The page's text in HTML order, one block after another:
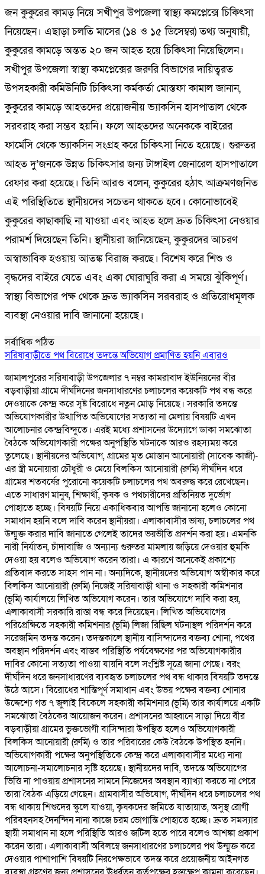
জন কুকুরের কামড় নিয়ে সখীপুর উপজেলা স্বাস্থ্য কমপ্লেক্সে চিকিৎসা
নিয়েছেন। এছাড়া চলতি মাসের (১৪ ও ১৫ ডিসেম্বর) তথ্য অনুযায়ী,
কুকুরের কামড়ে অন্তত ২০ জন আহত হয়ে চিকিৎসা নিয়েছিলেন।
সখীপুর উপজেলা স্বাস্থ্য কমপ্লেক্সের জরুরি বিভাগের দায়িত্বরত
উপসহকারী কমিউনিটি চিকিৎসা কর্মকর্তা মোস্তফা কামাল জানান,
কুকুরের কামড়ে আহতদের প্রয়োজনীয় ভ্যাকসিন হাসপাতাল থেকে
সরবরাহ করা সম্ভব হয়নি। ফলে আহতদের অনেককে বাইরের
ফার্মেসি থেকে ভ্যাকসিন সংগ্রহ করে চিকিৎসা নিতে হয়েছে। গুরুতর
আহত দু’জনকে উন্নত চিকিৎসার জন্য টাঙ্গাইল জেনারেল হাসপাতালে
রেফার করা হয়েছে। তিনি আরও বলেন, কুকুরের হঠাৎ আক্রমণজনিত
এই পরিস্থিতিতে স্থানীয়দের সচেতন থাকতে হবে। কোনোভাবেই
কুকুরের কাছাকাছি না যাওয়া এবং আহত হলে দ্রুত চিকিৎসা নেওয়ার
পরামর্শ দিয়েছেন তিনি। স্থানীয়রা জানিয়েছেন, কুকুরদের আচরণ
অস্বাভাবিক হওয়ায় আতঙ্ক বিরাজ করছে। বিশেষ করে শিশু ও
বৃদ্ধদের বাইরে যেতে এবং একা ঘোরাঘুরি করা এ সময়ে ঝুঁকিপূর্ণ।
স্বাস্থ্য বিভাগের পক্ষ থেকে দ্রুত ভ্যাকসিন সরবরাহ ও প্রতিরোধমূলক
ব্যবস্থা নেওয়ার দাবি জানানো হয়েছে।
সর্বাধিক পঠিত
সরিষাবাড়ীতে পথ বিরোধে তদন্তে অভিযোগ প্রমাণিত হয়নি এবারও
জামালপুরের সরিষাবাড়ী উপজেলার ৭ নম্বর কামরাবাদ ইউনিয়নের বীর
বড়বাড়ীয়া গ্রামে দীর্ঘদিনের জনসাধারণের চলাচলের কয়েকটি পথ বন্ধ করে
দেওয়াকে কেন্দ্র করে সৃষ্ট বিরোধে নতুন মোড় নিয়েছে। সরকারি তদন্তে
অভিযোগকারীর উত্থাপিত অভিযোগের সত্যতা না মেলায় বিষয়টি এখন
আলোচনার কেন্দ্রবিন্দুতে। এরই মধ্যে প্রশাসনের উদ্যোগে ডাকা সমঝোতা
বৈঠকে অভিযোগকারী পক্ষের অনুপস্থিতি ঘটনাকে আরও রহস্যময় করে
তুলেছে। স্থানীয়দের অভিযোগ, গ্রামের মৃত মোস্তান আনোয়ারী (সাবেক কাজী)-
এর স্ত্রী মনোয়ারা চৌধুরী ও মেয়ে বিলকিস আনোয়ারী (রুমি) দীর্ঘদিন ধরে
গ্রামের শতবর্ষের পুরোনো কয়েকটি চলাচলের পথ অবরুদ্ধ করে রেখেছেন।
এতে সাধারণ মানুষ, শিক্ষার্থী, কৃষক ও পথচারীদের প্রতিনিয়ত দুর্ভোগ
পোহাতে হচ্ছে। বিষয়টি নিয়ে একাধিকবার আপত্তি জানানো হলেও কোনো
সমাধান হয়নি বলে দাবি করেন স্থানীয়রা। এলাকাবাসীর ভাষ্য, চলাচলের পথ
উন্মুক্ত করার দাবি জানাতে গেলেই তাদের ভয়ভীতি প্রদর্শন করা হয়। এমনকি
নারী নির্যাতন, চাঁদাবাজি ও অন্যান্য গুরুতর মামলায় জড়িয়ে দেওয়ার হুমকি
দেওয়া হয় বলেও অভিযোগ করেন তারা। এ কারণে অনেকেই প্রকাশ্যে
প্রতিবাদ করতে সাহস পান না। অন্যদিকে, স্থানীয়দের অভিযোগ অস্বীকার করে
বিলকিস আনোয়ারী (রুমি) নিজেই সরিষাবাড়ী থানা ও সহকারী কমিশনার
(ভূমি) কার্যালয়ে লিখিত অভিযোগ করেন। তার অভিযোগে দাবি করা হয়,
এলাকাবাসী সরকারি রাস্তা বন্ধ করে দিয়েছেন। লিখিত অভিযোগের
পরিপ্রেক্ষিতে সহকারী কমিশনার (ভূমি) লিজা রিছিল ঘটনাস্থল পরিদর্শন করে
সরেজমিন তদন্ত করেন। তদন্তকালে স্থানীয় বাসিন্দাদের বক্তব্য শোনা, পথের
অবস্থান পরিদর্শন এবং বাস্তব পরিস্থিতি পর্যবেক্ষণের পর অভিযোগকারীর
দাবির কোনো সত্যতা পাওয়া যায়নি বলে সংশ্লিষ্ট সূত্রে জানা গেছে। বরং
দীর্ঘদিন ধরে জনসাধারণের ব্যবহৃত চলাচলের পথ বন্ধ থাকার বিষয়টি তদন্তে
উঠে আসে। বিরোধের শান্তিপূর্ণ সমাধান এবং উভয় পক্ষের বক্তব্য শোনার
উদ্দেশ্যে গত ৭ জুলাই বিকেলে সহকারী কমিশনার (ভূমি) তার কার্যালয়ে একটি
সমঝোতা বৈঠকের আয়োজন করেন। প্রশাসনের আহ্বানে সাড়া দিয়ে বীর
বড়বাড়ীয়া গ্রামের ভুক্তভোগী বাসিন্দারা উপস্থিত হলেও অভিযোগকারী
বিলকিস আনোয়ারী (রুমি) ও তার পরিবারের কেউ বৈঠকে উপস্থিত হননি।
অভিযোগকারী পক্ষের অনুপস্থিতিকে কেন্দ্র করে এলাকাবাসীর মধ্যে নানা
আলোচনা-সমালোচনার সৃষ্টি হয়েছে। স্থানীয়দের দাবি, তদন্তে অভিযোগের
ভিত্তি না পাওয়ায় প্রশাসনের সামনে নিজেদের অবস্থান ব্যাখ্যা করতে না পেরে
তারা বৈঠক এড়িয়ে গেছেন। গ্রামবাসীর অভিযোগ, দীর্ঘদিন ধরে চলাচলের পথ
বন্ধ থাকায় শিশুদের স্কুলে যাওয়া, কৃষকদের জমিতে যাতায়াত, অসুস্থ রোগী
পরিবহনসহ দৈনন্দিন নানা কাজে চরম ভোগান্তি পোহাতে হচ্ছে। দ্রুত সমস্যার
স্থায়ী সমাধান না হলে পরিস্থিতি আরও জটিল হতে পারে বলেও আশঙ্কা প্রকাশ
করেন তারা। এলাকাবাসী অবিলম্বে জনসাধারণের চলাচলের পথ উন্মুক্ত করে
দেওয়ার পাশাপাশি বিষয়টি নিরপেক্ষভাবে তদন্ত করে প্রয়োজনীয় আইনগত